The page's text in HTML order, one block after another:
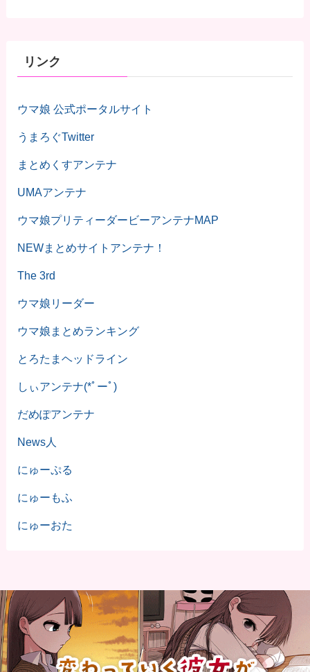
リンク
ウマ娘 公式ポータルサイト
うまろぐTwitter
まとめくすアンテナ
UMAアンテナ
ウマ娘プリティーダービーアンテナMAP
NEWまとめサイトアンテナ！
The 3rd
ウマ娘リーダー
ウマ娘まとめランキング
とろたまヘッドライン
しぃアンテナ(*ﾟーﾟ)
だめぽアンテナ
News人
にゅーぷる
にゅーもふ
にゅーおた
©2023 うまろぐ